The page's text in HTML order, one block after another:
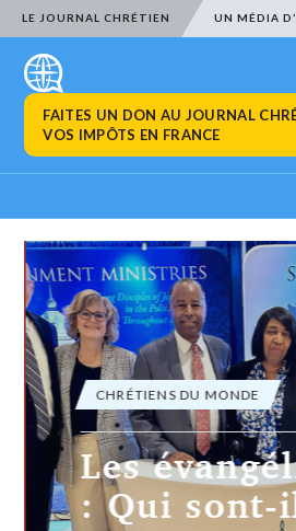
LE JOURNAL CHRÉTIEN UN MÉDIA
FAITES UN DON AU JOURNAL
VOS IMPÔTS EN FRANCE
CHRÉTIENS DU MONDE
Les
: Qui sont-